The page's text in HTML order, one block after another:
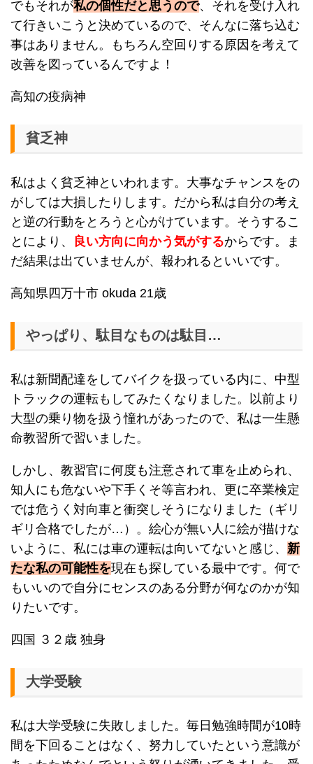
でもそれが私の個性だと思うので、それを受け入れ
て行きいこうと決めているので、そんなに落ち込む
事はありません。もちろん空回りする原因を考えて
改善を図っているんですよ！
高知の疫病神
貧乏神
私はよく貧乏神といわれます。大事なチャンスをの
がしては大損したりします。だから私は自分の考え
と逆の行動をとろうと心がけています。そうするこ
とにより、
良い方向に向かう気がするからです。ま
だ結果は出ていませんが、報われるといいです。
高知県四万十市 okuda 21歳
やっぱり、駄目なものは駄目…
私は新聞配達をしてバイクを扱っている内に、中型
トラックの運転もしてみたくなりました。以前より
大型の乗り物を扱う憧れがあったので、私は一生懸
命教習所で習いました。
しかし、教習官に何度も注意されて車を止められ、
知人にも危ないや下手くそ等言われ、更に卒業検定
では危うく対向車と衝突しそうになりました（ギリ
ギリ合格でしたが…）。絵心が無い人に絵が描けな
いように、私には車の運転は向いてないと感じ、 新
たな私の可能性を現在も探している最中です。何で
もいいので自分にセンスのある分野が何なのかが知
りたいです。
四国 ３２歳 独身
大学受験
私は大学受験に失敗しました。毎日勉強時間が10時
間を下回ることはなく、努力していたという意識が